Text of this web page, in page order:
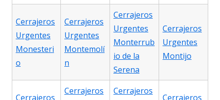
Cerrajeros
Urgentes
Monesteri
o
Cerrajeros
Urgentes
Montemolí
n
Cerrajeros
Urgentes
Monterrub
io de la
Serena
Cerrajeros
Urgentes
Montijo
Cerrajeros
Cerrajeros
Cerrajeros
Cerrajeros